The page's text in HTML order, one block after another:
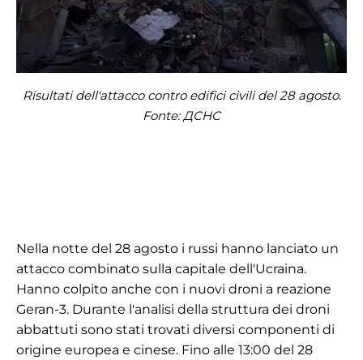
Risultati dell'attacco contro edifici civili del 28 agosto.
Fonte: ДСНС
Nella notte del 28 agosto i russi hanno lanciato un
attacco combinato sulla capitale dell'Ucraina.
Hanno colpito anche con i nuovi droni a reazione
Geran-3. Durante l'analisi della struttura dei droni
abbattuti sono stati trovati diversi componenti di
origine europea e cinese. Fino alle 13:00 del 28